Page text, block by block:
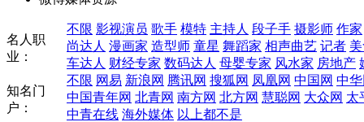
名人职
业：
不限 影视演员 歌手 模特 主持人 段子手 摄影师 作家
尚达人 漫画家 造型师 童星 舞蹈家 相声曲艺 记者
车达人 财经专家 数码达人 母婴专家 风水家 房地产
知名门
户：
不限 网易 新浪网 腾讯网 搜狐网 凤凰网 中国网 中
中国青年网 北青网 南方网 北方网 慧聪网 大众网 太
中青在线 海外媒体 以上都不是